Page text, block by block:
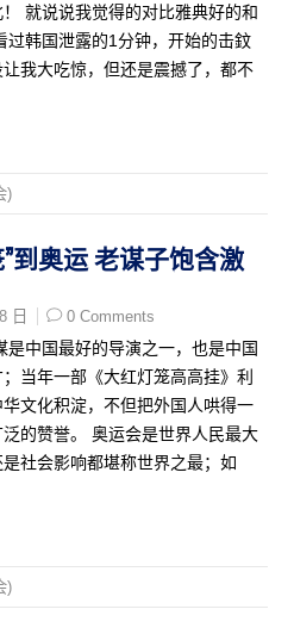
就说说我觉得的对比雅典好的和
过韩国泄露的1分钟，开始的击鈫
让我大吃惊，但还是震撼了，都不
)
到奥运 老谋子饱含激
日 0 Comments
中国最好的导演之一，也是中国
当年一部《大红灯笼高高挂》利
文化积淀，不但把外国人哄得一
的赞誉。 奥运会是世界人民最大
社会影响都堪称世界之最；如
)